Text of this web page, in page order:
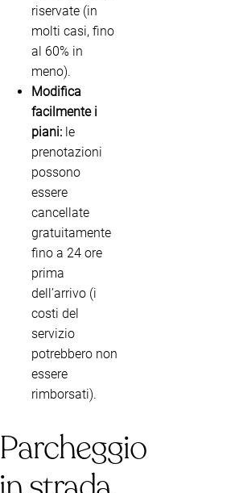
riservate (in
molti casi, fino
al 60% in
meno).
Modifica
facilmente i
piani: le
prenotazioni
possono
essere
cancellate
gratuitamente
fino a 24 ore
prima
dell’arrivo (i
costi del
servizio
potrebbero non
essere
rimborsati).
Parcheggio